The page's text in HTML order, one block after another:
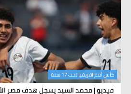
فيديو | محمد السيد يسجل هدف مصر
كأس أمم افريقيا تحت 17 سنة